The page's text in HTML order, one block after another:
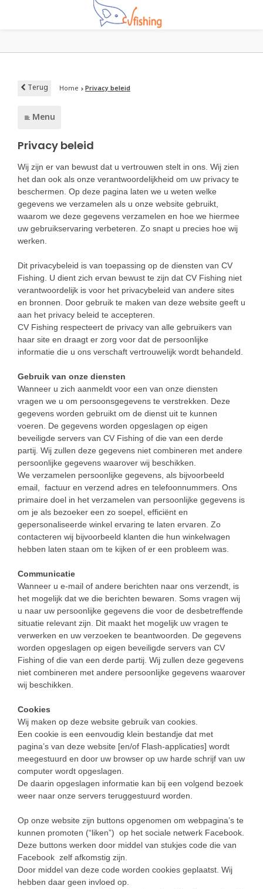
Terug Home Privacy beleid
Menu
Privacy beleid
Wij zijn er van bewust dat u vertrouwen stelt in ons. Wij zien
het dan ook als onze verantwoordelijkheid om uw privacy te
beschermen. Op deze pagina laten we u weten welke
gegevens we verzamelen als u onze website gebruikt,
waarom we deze gegevens verzamelen en hoe we hiermee
uw gebruikservaring verbeteren. Zo snapt u precies hoe wij
werken.
Dit privacybeleid is van toepassing op de diensten van CV
Fishing. U dient zich ervan bewust te zijn dat CV Fishing niet
verantwoordelijk is voor het privacybeleid van andere sites
en bronnen. Door gebruik te maken van deze website geeft u
aan het privacy beleid te accepteren.
CV Fishing respecteert de privacy van alle gebruikers van
haar site en draagt er zorg voor dat de persoonlijke
informatie die u ons verschaft vertrouwelijk wordt behandeld.
Gebruik van onze diensten
Wanneer u zich aanmeldt voor een van onze diensten
vragen we u om persoonsgegevens te verstrekken. Deze
gegevens worden gebruikt om de dienst uit te kunnen
voeren. De gegevens worden opgeslagen op eigen
beveiligde servers van CV Fishing of die van een derde
partij. Wij zullen deze gegevens niet combineren met andere
persoonlijke gegevens waarover wij beschikken.
We verzamelen persoonlijke gegevens, als bijvoorbeeld
email, factuur en verzend adres en telefoonnummers. Ons
primaire doel in het verzamelen van persoonlijke gegevens is
om je als bezoeker een zo soepel, efficiënt en
gepersonaliseerde winkel ervaring te laten ervaren. Zo
contacteren wij bijvoorbeeld klanten die hun winkelwagen
hebben laten staan om te kijken of er een probleem was.
Communicatie
Wanneer u e-mail of andere berichten naar ons verzendt, is
het mogelijk dat we die berichten bewaren. Soms vragen wij
u naar uw persoonlijke gegevens die voor de desbetreffende
situatie relevant zijn. Dit maakt het mogelijk uw vragen te
verwerken en uw verzoeken te beantwoorden. De gegevens
worden opgeslagen op eigen beveiligde servers van CV
Fishing of die van een derde partij. Wij zullen deze gegevens
niet combineren met andere persoonlijke gegevens waarover
wij beschikken.
Cookies
Wij maken op deze website gebruik van cookies.
Een cookie is een eenvoudig klein bestandje dat met
pagina’s van deze website [en/of Flash-applicaties] wordt
meegestuurd en door uw browser op uw harde schrijf van uw
computer wordt opgeslagen.
De daarin opgeslagen informatie kan bij een volgend bezoek
weer naar onze servers teruggestuurd worden.
Op onze website zijn buttons opgenomen om webpagina’s te
kunnen promoten (“liken”) op het sociale netwerk Facebook.
Deze buttons werken door middel van stukjes code die van
Facebook zelf afkomstig zijn.
Door middel van deze code worden cookies geplaatst. Wij
hebben daar geen invloed op.